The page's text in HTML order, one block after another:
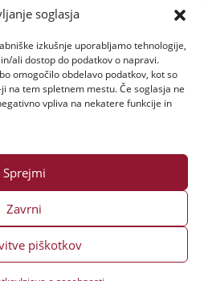
soglasja
izkušnje uporabljamo tehnologije,
ali dostop do podatkov o napravi.
omogočilo obdelavo podatkov, kot so
na tem spletnem mestu. Če soglasja ne
vpliva na nekatere funkcije in
Sprejmi
Zavrni
piškotkov
Janeza Boska ° Majcnov
1291 Škofljica
01/47 02 111
podatkov
| Izdelava spletne strani:Ms3 d.o.o.